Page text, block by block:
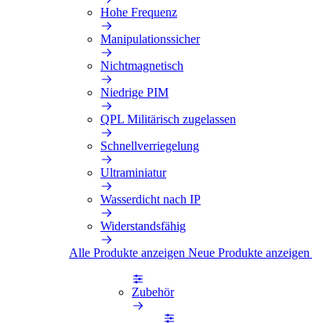
Hohe Frequenz
Manipulationssicher
Nichtmagnetisch
Niedrige PIM
QPL Militärisch zugelassen
Schnellverriegelung
Ultraminiatur
Wasserdicht nach IP
Widerstandsfähig
Alle Produkte anzeigen Neue Produkte anzeigen
Zubehör